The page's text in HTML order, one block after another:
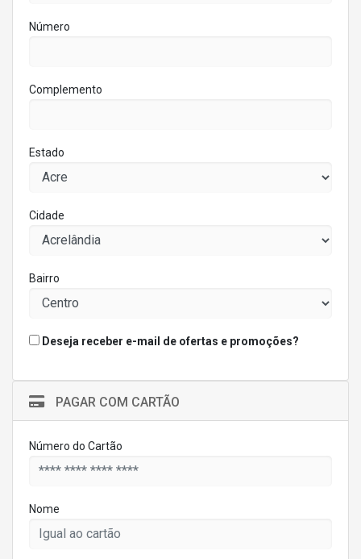
Número
Complemento
Estado
Cidade
Bairro
Deseja receber e-mail de ofertas e promoções?
PAGAR COM CARTÃO
Número do Cartão
Nome